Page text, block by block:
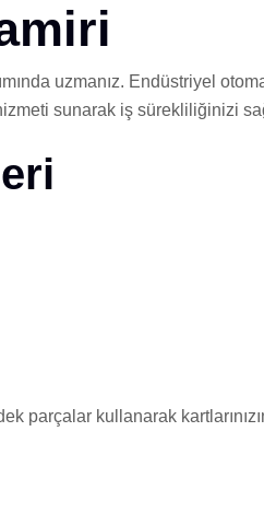
uzmanız. Endüstriyel
sunarak iş sürekliliğinizi
parçalar kullanarak